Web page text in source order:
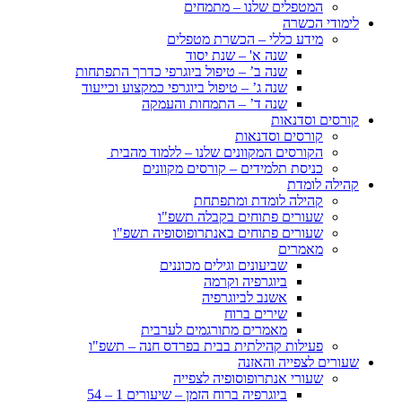
המטפלים שלנו – מתמחים
לימודי הכשרה
מידע כללי – הכשרת מטפלים
שנה א' – שנת יסוד
שנה ב’ – טיפול ביוגרפי כדרך התפתחות
שנה ג’ – טיפול ביוגרפי כמקצוע וכייעוד
שנה ד’ – התמחות והעמקה
קורסים וסדנאות
קורסים וסדנאות
הקורסים המקוונים שלנו – ללמוד מהבית
כניסת תלמידים – קורסים מקוונים
קהילה לומדת
קהילה לומדת ומתפתחת
שעורים פתוחים בקבלה תשפ"ו
שעורים פתוחים באנתרופוסופיה תשפ"ו
מאמרים
שביעונים וגילים מכוננים
ביוגרפיה וקרמה
אשנב לביוגרפיה
שירים ברוח
מאמרים מתורגמים לערבית
פעילות קהילתית בבית בפרדס חנה – תשפ"ו
שעורים לצפייה והאזנה
שעורי אנתרופוסופיה לצפייה
ביוגרפיה ברוח הזמן – שיעורים 1 – 54